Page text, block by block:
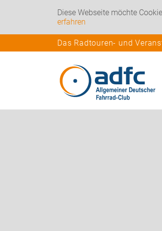
Diese Webseite möchte
erfahren
Das Radtouren- und